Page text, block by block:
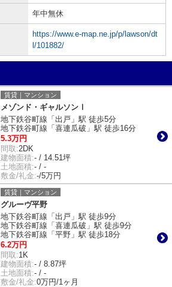
年中無休
https://www.e-map.ne.jp/p/lawson/dt
l/101882/
賃貸｜マンション
メゾンド・ギャルソンⅠ
地下鉄谷町線「出戸」駅 徒歩5分
地下鉄谷町線「喜連瓜破」駅 徒歩16分
5.3万円
間取:2DK
建物面積:- / 14.51坪
土地面積:- / -
敷金/礼金:-/5万円
賃貸｜マンション
グルーヴ平野
地下鉄谷町線「出戸」駅 徒歩9分
地下鉄谷町線「喜連瓜破」駅 徒歩9分
地下鉄谷町線「平野」駅 徒歩18分
6.2万円
間取:1K
建物面積:- / 8.87坪
土地面積:- / -
敷金/礼金:0万円/1ヶ月